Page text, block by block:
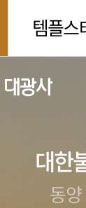
템플스
대한
동양